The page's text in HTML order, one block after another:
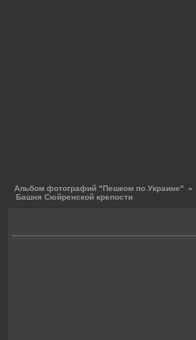
Альбом фотографий "Пешком по Украине" »
Башня Сюйренской крепости